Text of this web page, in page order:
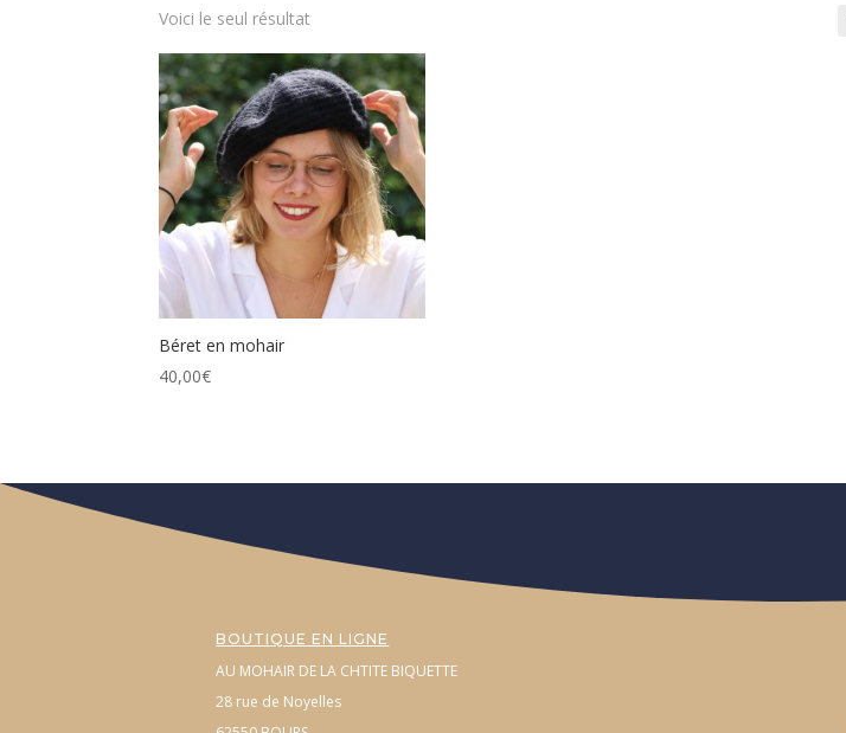
Voici le seul résultat
Béret en mohair
40,00€
BOUTIQUE EN LIGNE
AU MOHAIR DE LA CHTITE BIQUETTE
28 rue de Noyelles